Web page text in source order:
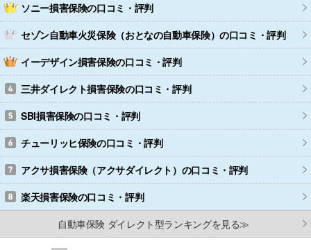
ソニー損害保険の口コミ・評判
セゾン自動車火災保険（おとなの自動車保険）の口コミ・評判
イーデザイン損害保険の口コミ・評判
三井ダイレクト損害保険の口コミ・評判
SBI損害保険の口コミ・評判
チューリッヒ保険の口コミ・評判
アクサ損害保険（アクサダイレクト） の口コミ・評判
楽天損害保険の口コミ・評判
自動車保険 ダイレクト型ランキングを見る≫